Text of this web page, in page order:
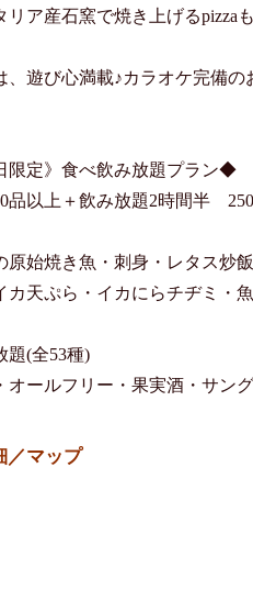
リア産石窯で焼き上げるpizza
、遊び心満載♪カラオケ完備の
限定》食べ飲み放題プラン◆
以上＋飲み放題2時間半　
始焼き魚・刺身・レタス炒
天ぷら・イカにらチヂミ・
(全53種)
ールフリー・果実酒・サン
／マップ